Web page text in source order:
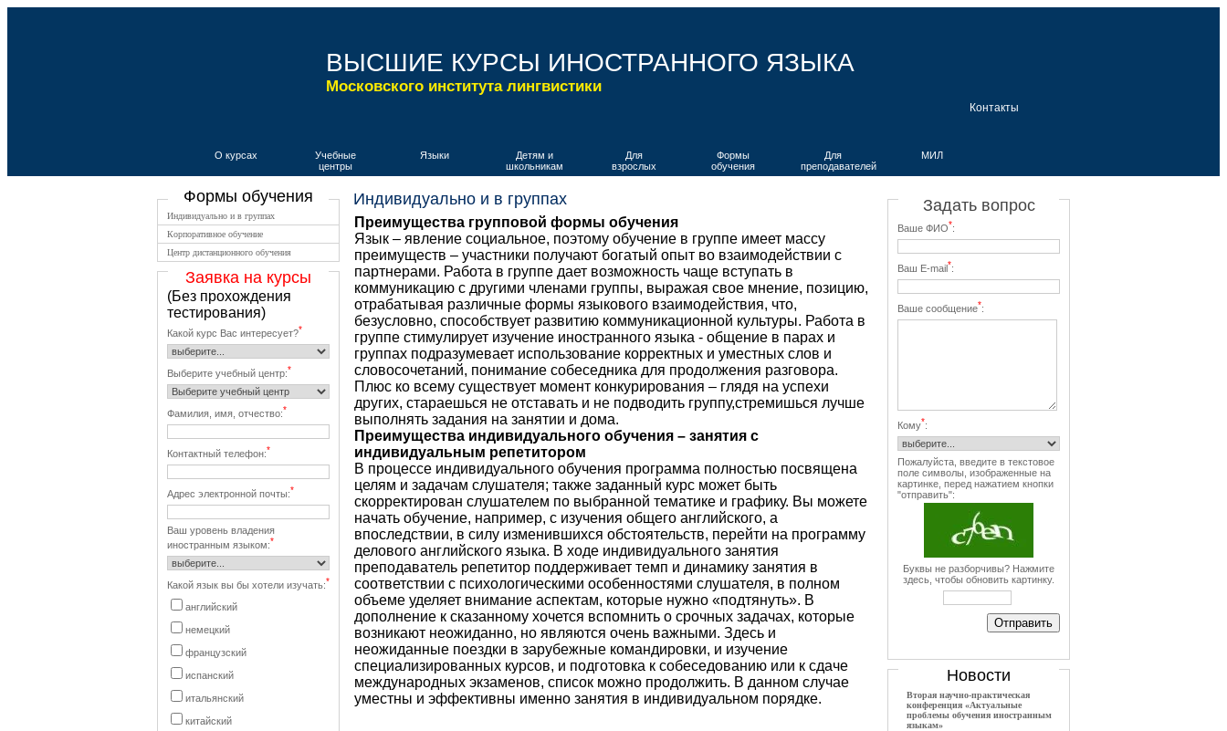
ВЫСШИЕ КУРСЫ ИНОСТРАННОГО ЯЗЫКА
Московского института лингвистики
Контакты
О курсах
Учебные
центры
Языки
Детям и
школьникам
Для
взрослых
Формы
обучения
Для
преподавателей
МИЛ
Формы обучения
Индивидуально и в группах
Корпоративное обучение
Центр дистанционного обучения
Заявка на курсы
(Без прохождения
тестирования)
Какой курс Вас интересует?*
Выберите учебный центр:*
Фамилия, имя, отчество:*
Контактный телефон:*
Адрес электронной почты:*
Ваш уровень владения
иностранным языком:*
Какой язык вы бы хотели изучать:*
английский
немецкий
французский
испанский
итальянский
китайский
Индивидуально и в группах
Преимущества групповой формы обучения
Язык – явление социальное, поэтому обучение в группе имеет массу
преимуществ – участники получают богатый опыт во взаимодействии с
партнерами. Работа в группе дает возможность чаще вступать в
коммуникацию с другими членами группы, выражая свое мнение, позицию,
отрабатывая различные формы языкового взаимодействия, что,
безусловно, способствует развитию коммуникационной культуры. Работа в
группе стимулирует изучение иностранного языка - общение в парах и
группах подразумевает использование корректных и уместных слов и
словосочетаний, понимание собеседника для продолжения разговора.
Плюс ко всему существует момент конкурирования – глядя на успехи
других, стараешься не отставать и не подводить группу,стремишься лучше
выполнять задания на занятии и дома.
Преимущества индивидуального обучения – занятия с
индивидуальным репетитором
В процессе индивидуального обучения программа полностью посвящена
целям и задачам слушателя; также заданный курс может быть
скорректирован слушателем по выбранной тематике и графику. Вы можете
начать обучение, например, с изучения общего английского, а
впоследствии, в силу изменившихся обстоятельств, перейти на программу
делового английского языка. В ходе индивидуального занятия
преподаватель репетитор поддерживает темп и динамику занятия в
соответствии с психологическими особенностями слушателя, в полном
объеме уделяет внимание аспектам, которые нужно «подтянуть». В
дополнение к сказанному хочется вспомнить о срочных задачах, которые
возникают неожиданно, но являются очень важными. Здесь и
неожиданные поездки в зарубежные командировки, и изучение
специализированных курсов, и подготовка к собеседованию или к сдаче
международных экзаменов, список можно продолжить. В данном случае
уместны и эффективны именно занятия в индивидуальном порядке.
Задать вопрос
Ваше ФИО*:
Ваш E-mail*:
Ваше сообщение*:
Кому*:
Пожалуйста, введите в текстовое
поле символы, изображенные на
картинке, перед нажатием кнопки
"отправить":
Буквы не разборчивы? Нажмите
здесь, чтобы обновить картинку.
Новости
Вторая научно-практическая
конференция «Актуальные
проблемы обучения иностранным
языкам»